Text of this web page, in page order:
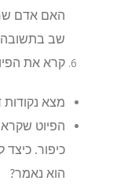
האם אדם
שב בתשובה
קרא את
מצא נקודות
הפיוט
כיפור.
הוא נאמר?